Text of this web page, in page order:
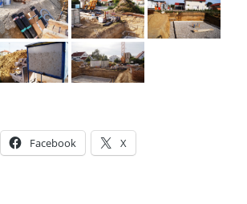
Facebook X